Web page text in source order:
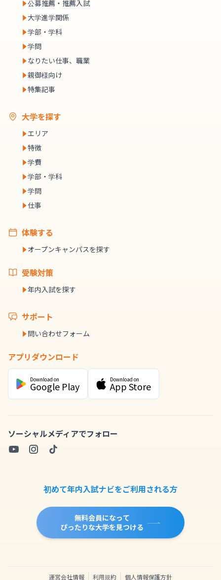
公募推薦・推薦入試
大学進学関係
学部・学科
学問
なりたい仕事、職業
親御様向け
特集記事
大学を探す
エリア
特徴
学費
学部・学科
学問
仕事
体験する
オープンキャンパスを探す
受験対策
年内入試を探す
サポート
問い合わせフォーム
アプリダウンロード
Download on
Google Play
Download on
App Store
ソーシャルメディアでフォロー
初めて年内入試ナビをご利用される方
無料会員になって
ぴったりな大学を見つける
運営会社情報 利用規約 個人情報保護方針